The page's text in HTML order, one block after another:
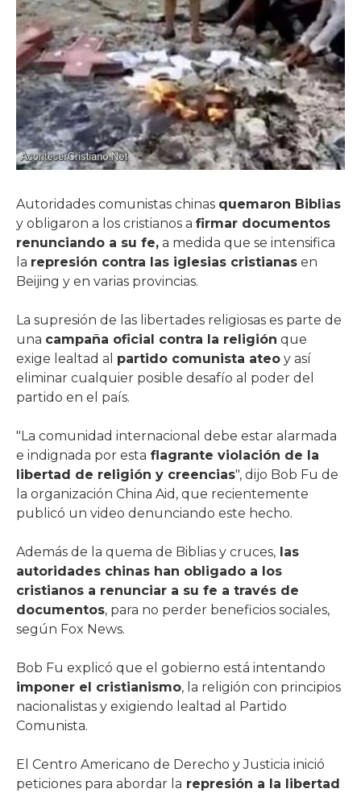
Autoridades comunistas chinas quemaron Biblias
y obligaron a los cristianos a firmar documentos
renunciando a su fe, a medida que se intensifica
la represión contra las iglesias cristianas en
Beijing y en varias provincias.
La supresión de las libertades religiosas es parte de
una campaña oficial contra la religión que
exige lealtad al partido comunista ateo y así
eliminar cualquier posible desafío al poder del
partido en el país.
"La comunidad internacional debe estar alarmada
e indignada por esta flagrante violación de la
libertad de religión y creencias", dijo Bob Fu de
la organización China Aid, que recientemente
publicó un video denunciando este hecho.
Además de la quema de Biblias y cruces, las
autoridades chinas han obligado a los
cristianos a renunciar a su fe a través de
documentos, para no perder beneficios sociales,
según Fox News.
Bob Fu explicó que el gobierno está intentando
imponer el cristianismo, la religión con principios
nacionalistas y exigiendo lealtad al Partido
Comunista.
El Centro Americano de Derecho y Justicia inició
peticiones para abordar la represión a la libertad